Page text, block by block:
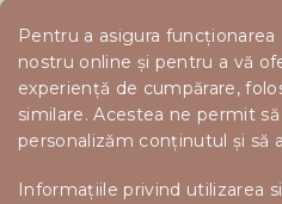
Pentru a asigura
nostru online și pentru a vă
experiență de cumpărare,
similare. Acestea ne permit
personalizăm conținutul și să
Informațiile privind utilizarea